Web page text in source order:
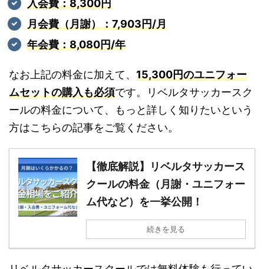
入会費：8,300円
月会費（月謝）：7,903円/月
年会費：8,080円/年
なお上記の料金に加えて、 15,300円のユニフォー
ムセットの購入も必須です。リベルタサッカースク
ールの料金について、もっと詳しく知りたいという
方はこちらの記事をご覧ください。
【徹底解説】リベルタサッカース
クールの料金（月謝・ユニフォー
ム代など）を一挙公開！
続きを見る